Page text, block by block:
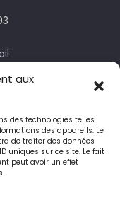
aux
des technologies telles
des appareils. Le
de traiter des données
uniques sur ce site. Le fait
peut avoir un effet